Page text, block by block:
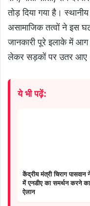
तोड़ दिया गया है।
असामाजिक तत्वों ने इस
जानकारी पूरे इलाके में
लेकर सड़कों पर उतर
ये भी पढ़ें:
केंद्रीय मंत्री चिराग पासवान
में एनडीए का समर्थन करने
ऐलान